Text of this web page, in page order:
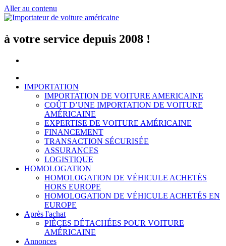
Aller au contenu
à votre service depuis 2008 !
IMPORTATION
IMPORTATION DE VOITURE AMERICAINE
COÛT D’UNE IMPORTATION DE VOITURE
AMÉRICAINE
EXPERTISE DE VOITURE AMÉRICAINE
FINANCEMENT
TRANSACTION SÉCURISÉE
ASSURANCES
LOGISTIQUE
HOMOLOGATION
HOMOLOGATION DE VÉHICULE ACHETÉS
HORS EUROPE
HOMOLOGATION DE VÉHICULE ACHETÉS EN
EUROPE
Après l'achat
PIÈCES DÉTACHÉES POUR VOITURE
AMÉRICAINE
Annonces